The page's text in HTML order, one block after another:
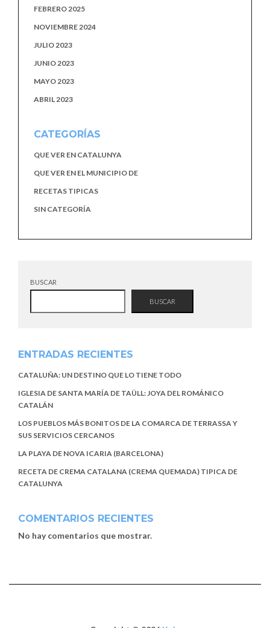
FEBRERO 2025
NOVIEMBRE 2024
JULIO 2023
JUNIO 2023
MAYO 2023
ABRIL 2023
CATEGORÍAS
QUE VER EN CATALUNYA
QUE VER EN EL MUNICIPIO DE
RECETAS TIPICAS
SIN CATEGORÍA
BUSCAR
BUSCAR
ENTRADAS RECIENTES
CATALUÑA: UN DESTINO QUE LO TIENE TODO
IGLESIA DE SANTA MARÍA DE TAÜLL: JOYA DEL ROMÁNICO
CATALÁN
LOS PUEBLOS MÁS BONITOS DE LA COMARCA DE TERRASSA Y
SUS SERVICIOS CERCANOS
LA PLAYA DE NOVA ICARIA (BARCELONA)
RECETA DE CREMA CATALANA (CREMA QUEMADA) TIPICA DE
CATALUNYA
COMENTARIOS RECIENTES
No hay comentarios que mostrar.